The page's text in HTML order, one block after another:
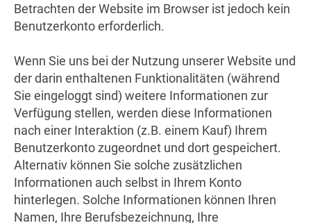
Betrachten der Website im Browser ist jedoch kein
Benutzerkonto erforderlich.
Wenn Sie uns bei der Nutzung unserer Website und
der darin enthaltenen Funktionalitäten (während
Sie eingeloggt sind) weitere Informationen zur
Verfügung stellen, werden diese Informationen
nach einer Interaktion (z.B. einem Kauf) Ihrem
Benutzerkonto zugeordnet und dort gespeichert.
Alternativ können Sie solche zusätzlichen
Informationen auch selbst in Ihrem Konto
hinterlegen. Solche Informationen können Ihren
Namen, Ihre Berufsbezeichnung, Ihre